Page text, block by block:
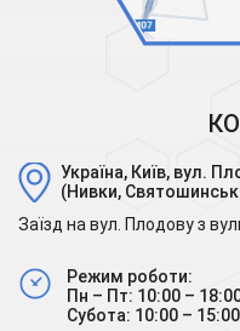
Україна, Київ, вул.
(Нивки,
Заїзд на вул. Плодову з
Режим роботи:
Пн – Пт: 10:00 –
Субота: 10:00 – 15:00